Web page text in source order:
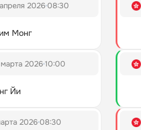
202608:30
Монг
202610:00
Йи
202608:30